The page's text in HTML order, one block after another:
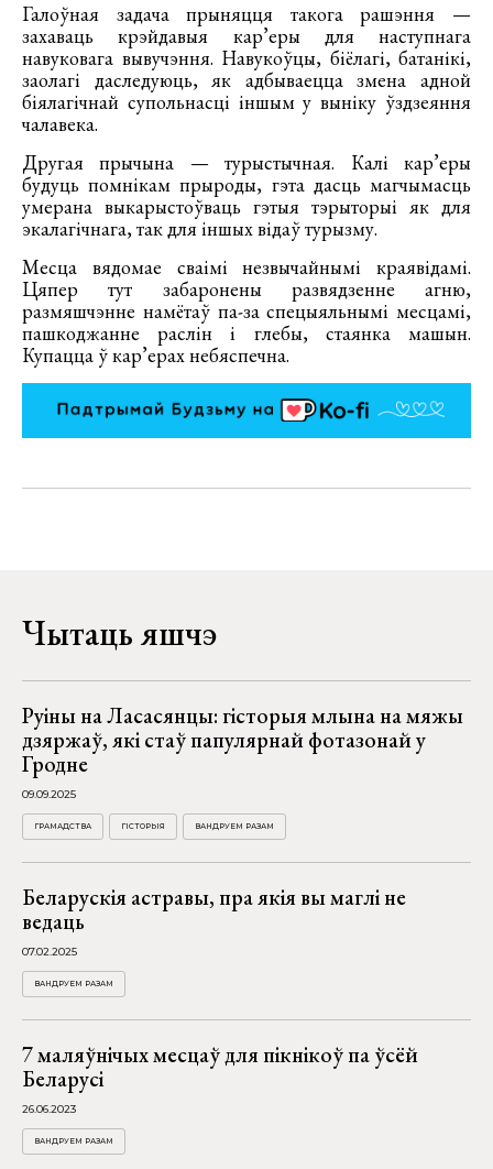
Галоўная задача прыняцця такога рашэння —
захаваць крэйдавыя кар’еры для наступнага
навуковага вывучэння. Навукоўцы, біёлагі, батанікі,
заолагі даследуюць, як адбываецца змена адной
біялагічнай супольнасці іншым у выніку ўздзеяння
чалавека.
Другая прычына — турыстычная. Калі кар’еры
будуць помнікам прыроды, гэта дасць магчымасць
умерана выкарыстоўваць гэтыя тэрыторыі як для
экалагічнага, так для іншых відаў турызму.
Месца вядомае сваімі незвычайнымі краявідамі.
Цяпер тут забаронены развядзенне агню,
размяшчэнне намётаў па-за спецыяльнымі месцамі,
пашкоджанне раслін і глебы, стаянка машын.
Купацца ў кар’ерах небяспечна.
Чытаць яшчэ
Руіны на Ласасянцы: гісторыя млына на мяжы
дзяржаў, які стаў папулярнай фотазонай у
Гродне
09.09.2025
ГРАМАДСТВА ГІСТОРЫЯ ВАНДРУЕМ РАЗАМ
Беларускія астравы, пра якія вы маглі не
ведаць
07.02.2025
ВАНДРУЕМ РАЗАМ
7 маляўнічых месцаў для пікнікоў па ўсёй
Беларусі
26.06.2023
ВАНДРУЕМ РАЗАМ